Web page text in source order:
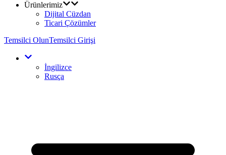
Ürünlerimiz
Dijital Cüzdan
Ticari Çözümler
Temsilci OlunTemsilci Girişi
İngilizce
Rusça